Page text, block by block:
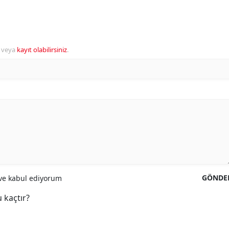
veya kayıt olabilirsiniz.
kabul ediyorum